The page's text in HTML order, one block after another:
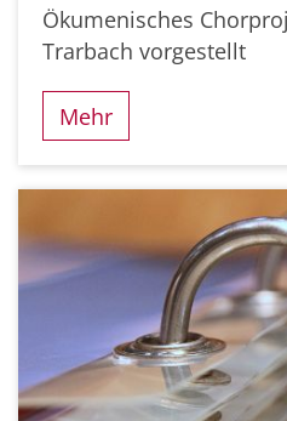
Ökumenisches
Trarbach vorgestellt
Mehr